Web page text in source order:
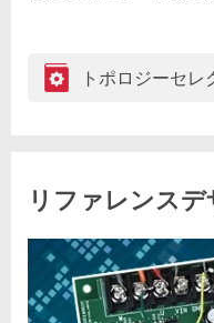
トポロジーセレ
リファレンスデ